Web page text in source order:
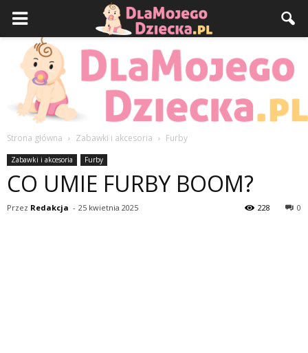
Strona główna Zabawki i akcesoria Furby
Zabawki i akcesoria Furby
CO UMIE FURBY BOOM?
Przez Redakcja - 25 kwietnia 2025 0
228